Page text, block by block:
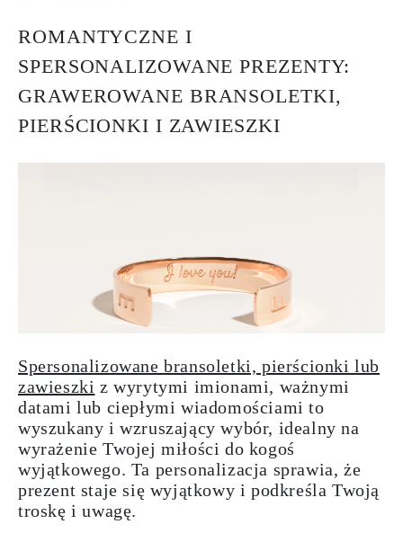
ROMANTYCZNE I
SPERSONALIZOWANE PREZENTY:
GRAWEROWANE BRANSOLETKI,
PIERŚCIONKI I ZAWIESZKI
Spersonalizowane bransoletki, pierścionki lub
zawieszki z wyrytymi imionami, ważnymi
datami lub ciepłymi wiadomościami to
wyszukany i wzruszający wybór, idealny na
wyrażenie Twojej miłości do kogoś
wyjątkowego. Ta personalizacja sprawia, że
prezent staje się wyjątkowy i podkreśla Twoją
troskę i uwagę.